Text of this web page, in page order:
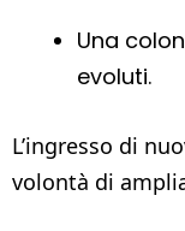
Una
evoluti.
L’ingresso di
volontà di